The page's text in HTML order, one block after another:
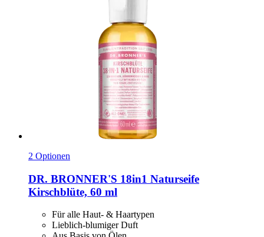
2 Optionen
DR. BRONNER'S 18in1 Naturseife
Kirschblüte, 60 ml
Für alle Haut- & Haartypen
Lieblich-blumiger Duft